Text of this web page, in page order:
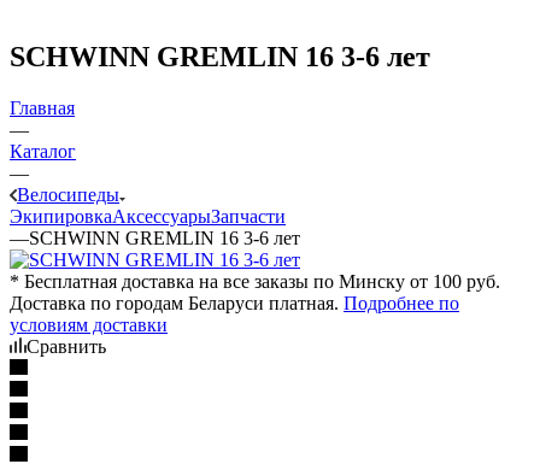
SCHWINN GREMLIN 16 3-6 лет
Главная
—
Каталог
—
Велосипеды
ЭкипировкаАксессуарыЗапчасти
—SCHWINN GREMLIN 16 3-6 лет
* Бесплатная доставка на все заказы по Минску от 100 руб.
Доставка по городам Беларуси платная. Подробнее по
условиям доставки
Сравнить